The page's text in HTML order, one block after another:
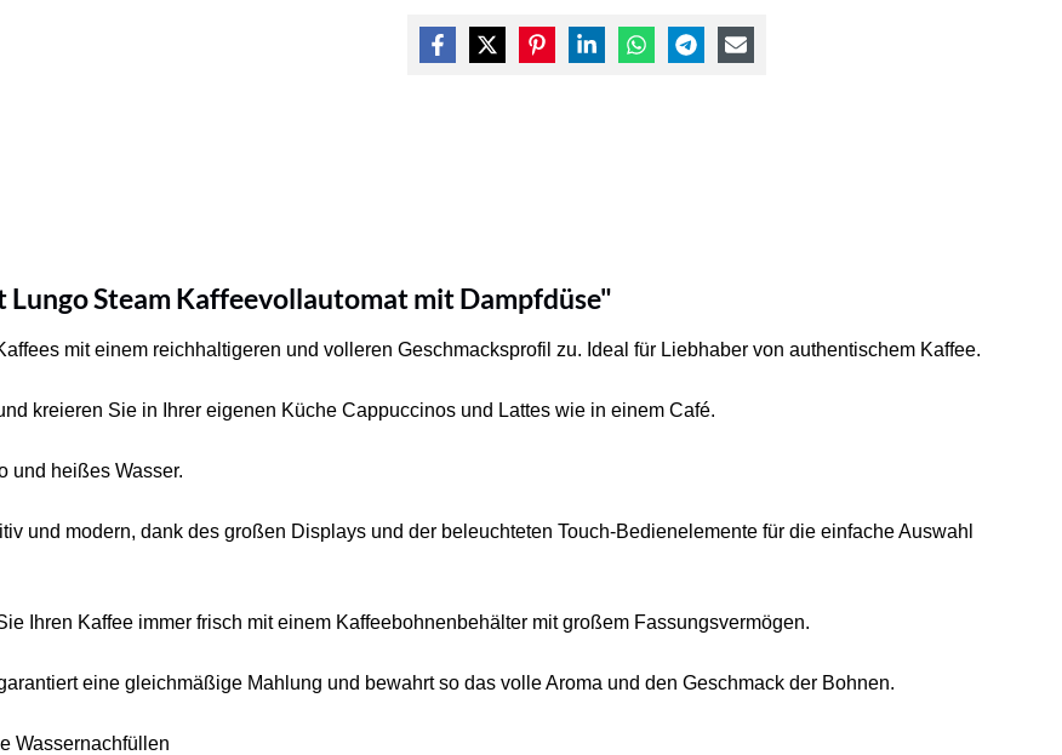
Steam Kaffeevollautomat mit Dampfdüse"
mit einem reichhaltigeren und volleren Geschmacksprofil zu. Ideal für Liebhaber von authentischem Kaffee.
kreieren Sie in Ihrer eigenen Küche Cappuccinos und Lattes wie in einem Café.
und heißes Wasser.
und modern, dank des großen Displays und der beleuchteten Touch-Bedienelemente für die einfache Auswahl
Ihren Kaffee immer frisch mit einem Kaffeebohnenbehälter mit großem Fassungsvermögen.
eine gleichmäßige Mahlung und bewahrt so das volle Aroma und den Geschmack der Bohnen.
Wassernachfüllen